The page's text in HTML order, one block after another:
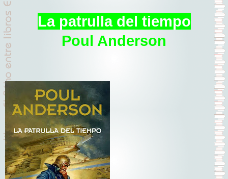
La patrulla del tiempo
Poul Anderson